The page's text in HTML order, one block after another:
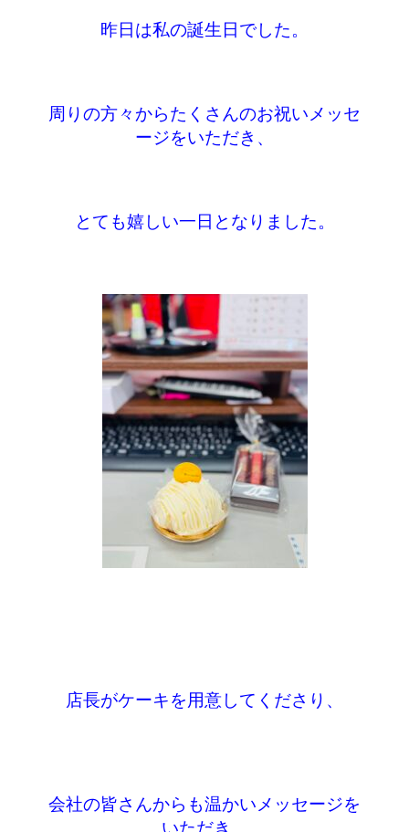
昨日は私の誕生日でした。
周りの方々からたくさんのお祝いメッセ
ージをいただき、
とても嬉しい一日となりました。
店長がケーキを用意してくださり、
会社の皆さんからも温かいメッセージを
いただき、